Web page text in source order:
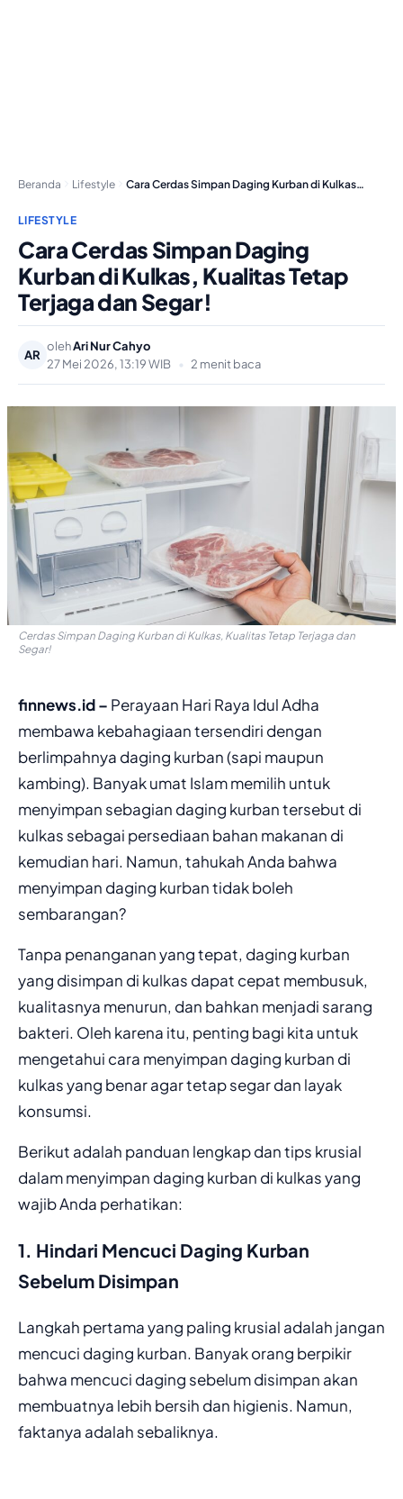
Beranda Lifestyle Cara Cerdas Simpan Daging Kurban di Kulkas, Kualitas…
LIFESTYLE
Cara Cerdas Simpan Daging
Kurban di Kulkas, Kualitas Tetap
Terjaga dan Segar!
AR
olehAri Nur Cahyo
27 Mei 2026, 13:19 WIB
• 2 menit baca
Cerdas Simpan Daging Kurban di Kulkas, Kualitas Tetap Terjaga dan
Segar!
finnews.id – Perayaan Hari Raya Idul Adha
membawa kebahagiaan tersendiri dengan
berlimpahnya daging kurban (sapi maupun
kambing). Banyak umat Islam memilih untuk
menyimpan sebagian daging kurban tersebut di
kulkas sebagai persediaan bahan makanan di
kemudian hari. Namun, tahukah Anda bahwa
menyimpan daging kurban tidak boleh
sembarangan?
Tanpa penanganan yang tepat, daging kurban
yang disimpan di kulkas dapat cepat membusuk,
kualitasnya menurun, dan bahkan menjadi sarang
bakteri. Oleh karena itu, penting bagi kita untuk
mengetahui cara menyimpan daging kurban di
kulkas yang benar agar tetap segar dan layak
konsumsi.
Berikut adalah panduan lengkap dan tips krusial
dalam menyimpan daging kurban di kulkas yang
wajib Anda perhatikan:
1. Hindari Mencuci Daging Kurban
Sebelum Disimpan
Langkah pertama yang paling krusial adalah jangan
mencuci daging kurban. Banyak orang berpikir
bahwa mencuci daging sebelum disimpan akan
membuatnya lebih bersih dan higienis. Namun,
faktanya adalah sebaliknya.